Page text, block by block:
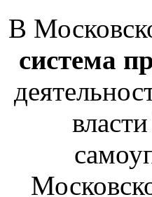
В
система